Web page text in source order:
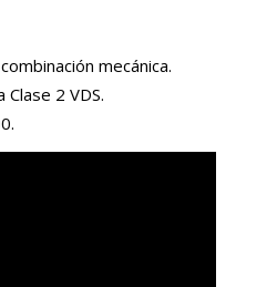
mecánica.
2 VDS.